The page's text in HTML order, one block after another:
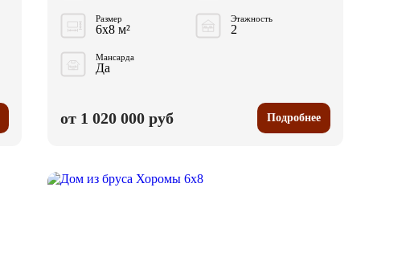
Размер
6x8 м²
Этажность
2
Мансарда
Да
от 1 020 000 руб Подробнее